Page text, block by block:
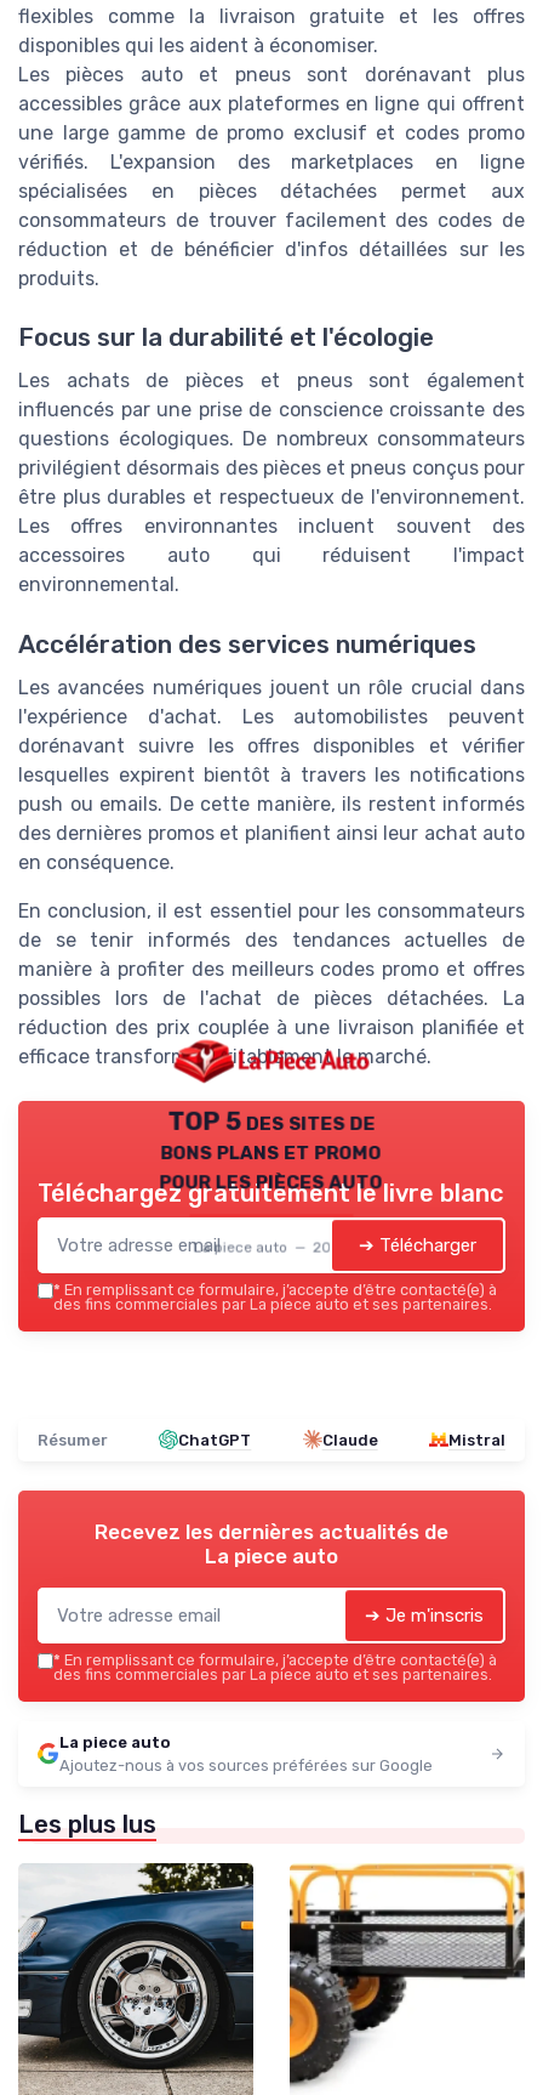
flexibles comme la livraison gratuite et les offres
disponibles qui les aident à économiser.
Les pièces auto et pneus sont dorénavant plus
accessibles grâce aux plateformes en ligne qui offrent
une large gamme de promo exclusif et codes promo
vérifiés. L'expansion des marketplaces en ligne
spécialisées en pièces détachées permet aux
consommateurs de trouver facilement des codes de
réduction et de bénéficier d'infos détaillées sur les
produits.
Focus sur la durabilité et l'écologie
Les achats de pièces et pneus sont également
influencés par une prise de conscience croissante des
questions écologiques. De nombreux consommateurs
privilégient désormais des pièces et pneus conçus pour
être plus durables et respectueux de l'environnement.
Les offres environnantes incluent souvent des
accessoires auto qui réduisent l'impact
environnemental.
Accélération des services numériques
Les avancées numériques jouent un rôle crucial dans
l'expérience d'achat. Les automobilistes peuvent
dorénavant suivre les offres disponibles et vérifier
lesquelles expirent bientôt à travers les notifications
push ou emails. De cette manière, ils restent informés
des dernières promos et planifient ainsi leur achat auto
en conséquence.
En conclusion, il est essentiel pour les consommateurs
de se tenir informés des tendances actuelles de
manière à profiter des meilleurs codes promo et offres
possibles lors de l'achat de pièces détachées. La
réduction des prix couplée à une livraison planifiée et
efficace transforme véritablement le marché.
TOP 5 des sites de
bons plans et promo
pour les pièces auto
La piece auto — 2026
Téléchargez gratuitement le livre blanc
➔ Télécharger
* En remplissant ce formulaire, j’accepte d’être contacté(e) à
des fins commerciales par La piece auto et ses partenaires.
Résumer ChatGPT Claude Mistral
Recevez les dernières actualités de
La piece auto
➔ Je m'inscris
* En remplissant ce formulaire, j’accepte d’être contacté(e) à
des fins commerciales par La piece auto et ses partenaires.
La piece auto
Ajoutez-nous à vos sources préférées sur Google
Les plus lus